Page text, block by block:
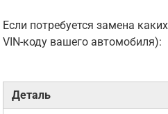
Если потребуется замена
VIN-коду вашего автомобиля):
Деталь